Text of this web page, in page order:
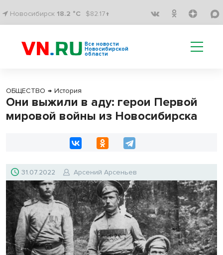
Новосибирск 18.2 °C $82.17↑
Все новости
Новосибирской
области
ОБЩЕСТВО → История
Они выжили в аду: герои Первой
мировой войны из Новосибирска
31.07.2022 Арсений Арсеньев